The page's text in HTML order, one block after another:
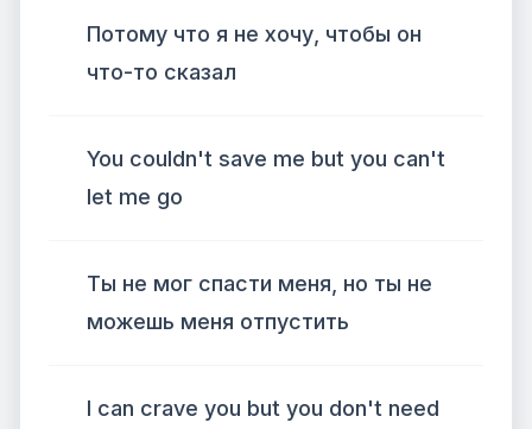
Потому что я не хочу, чтобы он
что-то сказал
You couldn't save me but you can't
let me go
Ты не мог спасти меня, но ты не
можешь меня отпустить
I can crave you but you don't need